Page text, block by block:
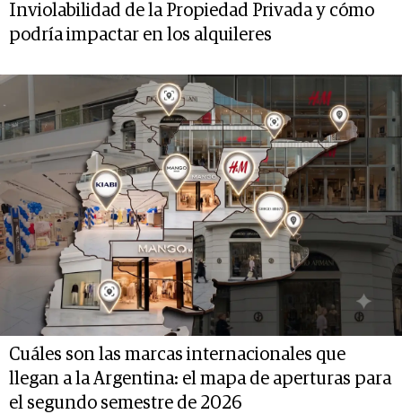
Inviolabilidad de la Propiedad Privada y cómo
podría impactar en los alquileres
Cuáles son las marcas internacionales que
llegan a la Argentina: el mapa de aperturas para
el segundo semestre de 2026